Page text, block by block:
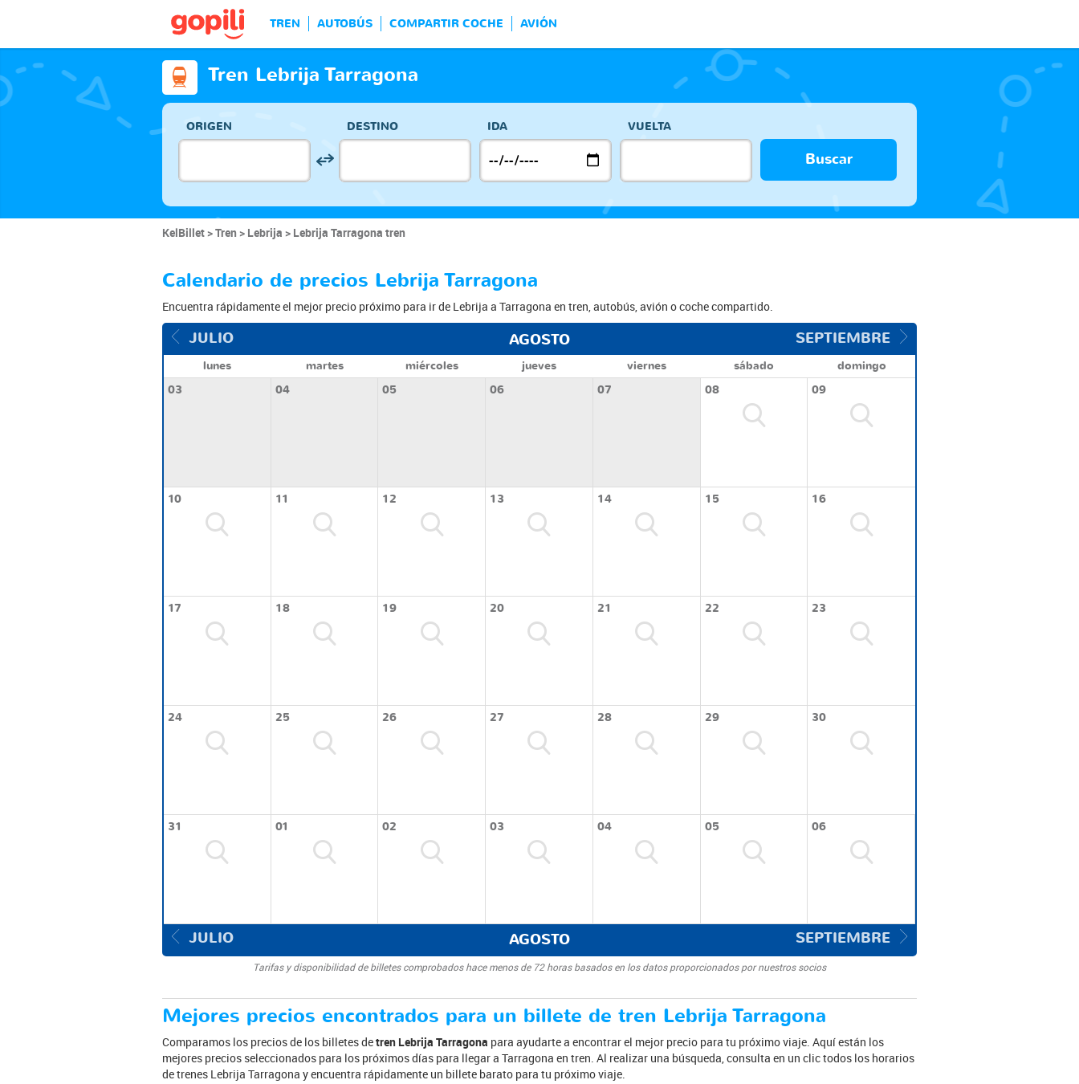
TREN AUTOBÚS COMPARTIR COCHE AVIÓN
Tren Lebrija Tarragona
ORIGEN DESTINO IDA VUELTA
Buscar
KelBillet Tren Lebrija Lebrija Tarragona tren
Calendario de precios Lebrija Tarragona
Encuentra rápidamente el mejor precio próximo para ir de Lebrija a Tarragona en tren, autobús, avión o coche compartido.
JULIO SEPTIEMBRE
AGOSTO
lunes martes miércoles jueves viernes sábado
domingo
03
04 05 06 07 08 09
10 11 12 13 14 15 16
17 18 19 20 21 22 23
24 25 26 27 28 29 30
31 01 02 03 04 05 06
JULIO SEPTIEMBRE
AGOSTO
Tarifas y disponibilidad de billetes comprobados hace menos de 72 horas basados en los datos proporcionados por nuestros socios
Mejores precios encontrados para un billete de tren Lebrija Tarragona
Comparamos los precios de los billetes detren Lebrija Tarragona para ayudarte a encontrar el mejor precio para tu próximo viaje. Aquí están los
mejores precios seleccionados para los próximos días para llegar a Tarragona en tren. Al realizar una búsqueda, consulta en un clic todos los horarios
de trenes Lebrija Tarragona y encuentra rápidamente un billete barato para tu próximo viaje.